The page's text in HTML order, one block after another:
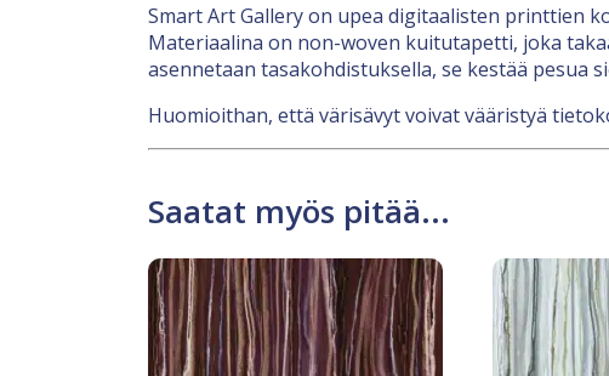
Smart Art Gallery on upea digitaalisten printtien
Materiaalina on non-woven kuitutapetti, joka
asennetaan tasakohdistuksella, se kestää pesua
Huomioithan, että värisävyt voivat vääristyä
Saatat myös pitää...